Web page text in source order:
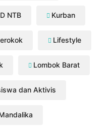
NTB Kurban
Lifestyle
Lombok Barat
dan Aktivis